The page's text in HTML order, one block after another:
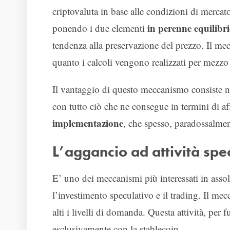
criptovaluta in base alle condizioni di
ponendo i due elementi in perenne
tendenza alla preservazione del prezzo. Il
quanto i calcoli vengono realizzati per
Il vantaggio di questo meccanismo consiste
con tutto ciò che ne consegue in termini di
implementazione, che spesso,
L’aggancio ad attività
E’ uno dei meccanismi più interessati in
l’investimento speculativo e il trading. Il
alti i livelli di domanda. Questa attività, per